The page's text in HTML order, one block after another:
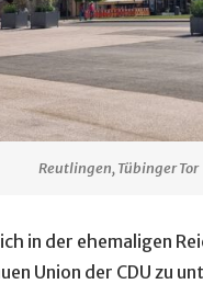
Reutlingen, Tübinger Tor
in der ehemaligen
Union der CDU zu